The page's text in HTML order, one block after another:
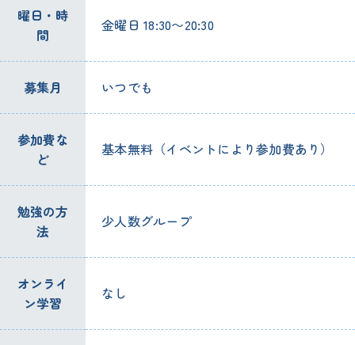
曜日・時
間
金曜日 18:30〜20:30
募集月 いつでも
参加費な
ど
基本無料（イベントにより参加費あり）
勉強の方
法
少人数グループ
オンライ
ン学習
なし